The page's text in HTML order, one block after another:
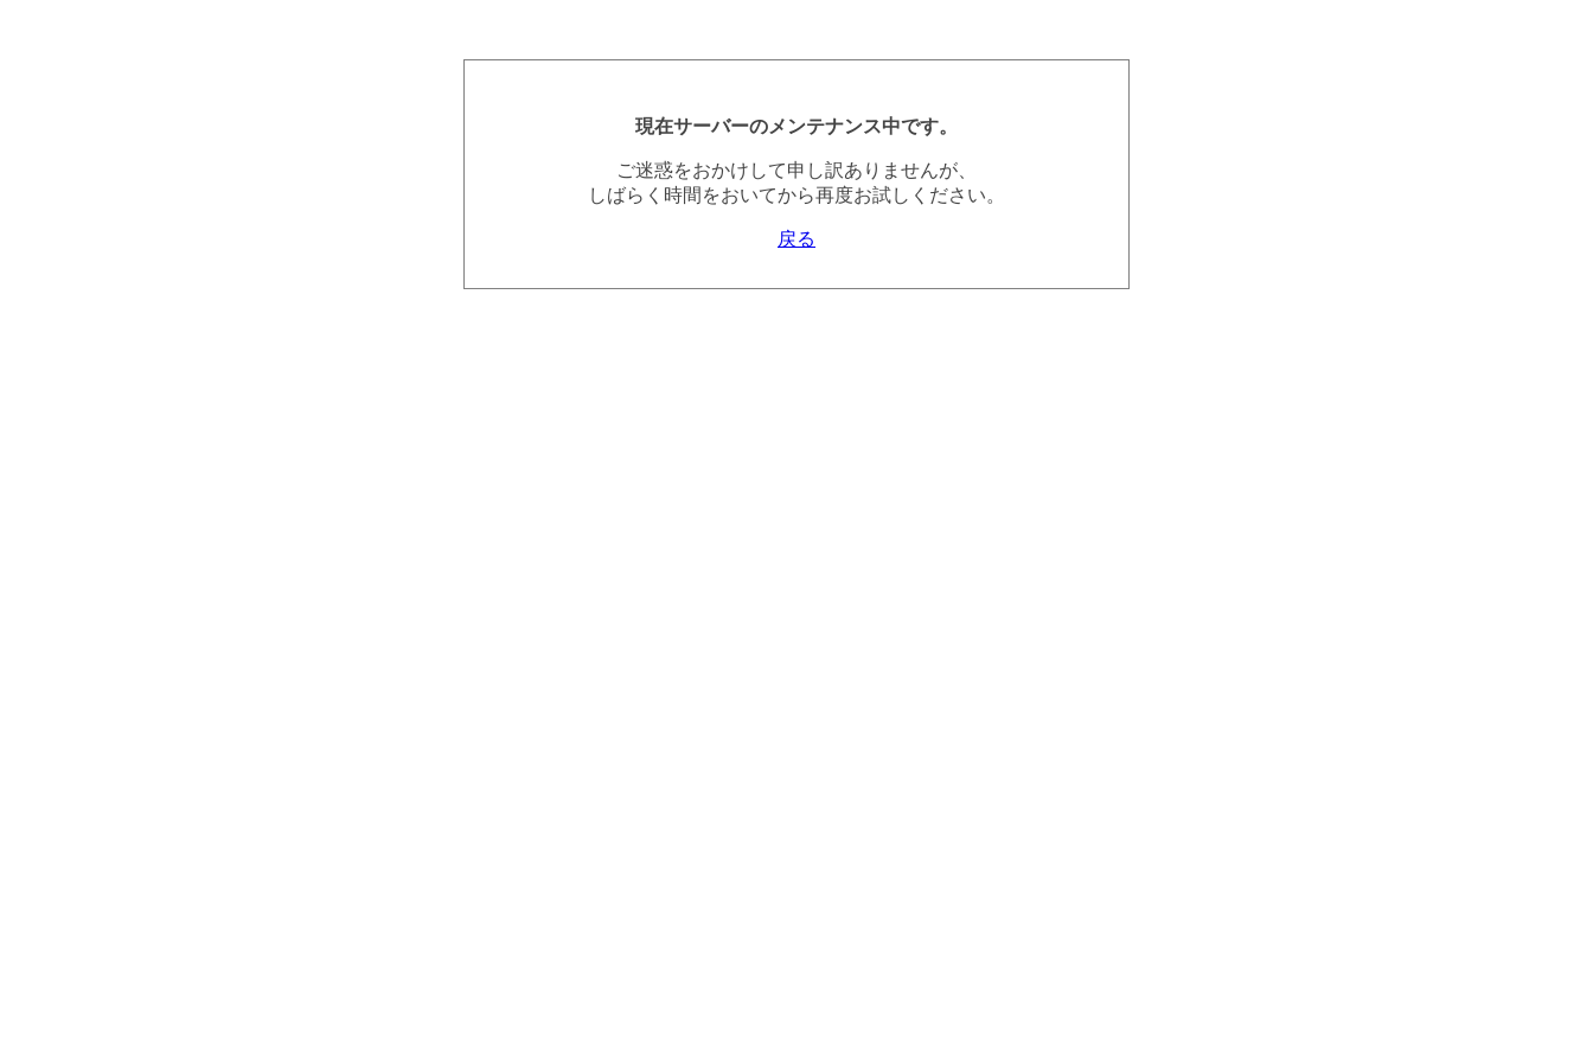
現在サーバーのメンテナンス中です。
ご迷惑をおかけして申し訳ありませんが、
しばらく時間をおいてから再度お試しください。
戻る